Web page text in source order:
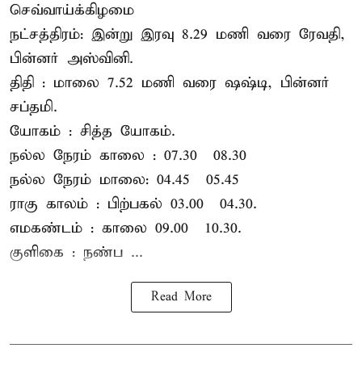
செவ்வாய்க்கிழமை
நட்சத்திரம்: இன்று இரவு 8.29 மணி வரை ரேவதி,
பின்னர் அஸ்வினி.
திதி : மாலை 7.52 மணி வரை ஷஷ்டி, பின்னர்
சப்தமி.
யோகம் : சித்த யோகம்.
நல்ல நேரம் காலை : 07.30 – 08.30
நல்ல நேரம் மாலை: 04.45 – 05.45
ராகு காலம் : பிற்பகல் 03.00 – 04.30.
எமகண்டம் : காலை 09.00 – 10.30.
குளிகை : நண்ப ...
Read More